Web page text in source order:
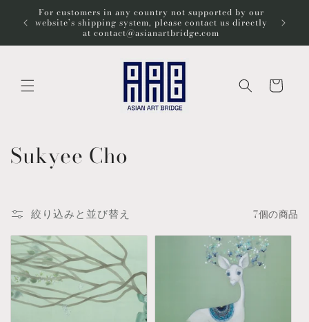
ンツに
進む
For customers in any country not supported by our
website’s shipping system, please contact us directly
at contact@asianartbridge.com
ー
コ
ク
シ
ョ
ン
Sukyee Cho
絞り込みと並び替え 7個の商品